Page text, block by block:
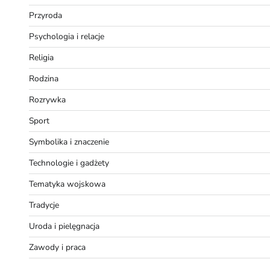
Przyroda
Psychologia i relacje
Religia
Rodzina
Rozrywka
Sport
Symbolika i znaczenie
Technologie i gadżety
Tematyka wojskowa
Tradycje
Uroda i pielęgnacja
Zawody i praca